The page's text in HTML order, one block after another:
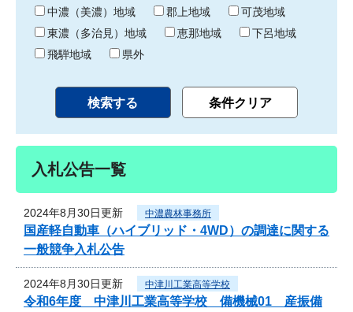
中濃（美濃）地域
郡上地域
可茂地域
東濃（多治見）地域
恵那地域
下呂地域
飛騨地域
県外
入札公告一覧
2024年8月30日更新 中濃農林事務所
国産軽自動車（ハイブリッド・4WD）の調達に関する
一般競争入札公告
2024年8月30日更新 中津川工業高等学校
令和6年度 中津川工業高等学校 備機械01 産振備